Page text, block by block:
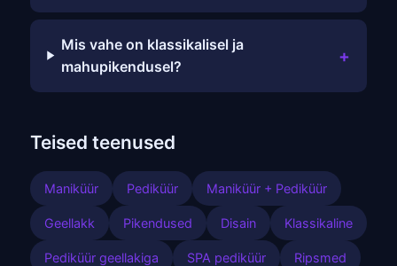
Mis vahe on klassikalisel ja
mahupikendusel?
+
Teised teenused
Maniküür Pediküür Maniküür + Pediküür
Geellakk Pikendused Disain Klassikaline
Pediküür geellakiga SPA pediküür Ripsmed